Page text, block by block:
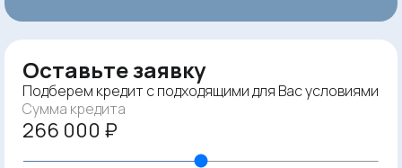
Оставьте заявку
Подберем кредит с подходящими для Вас условиями
Сумма кредита
266 000 ₽